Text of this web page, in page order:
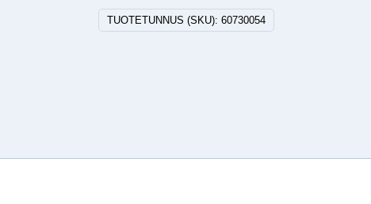
TUOTETUNNUS (SKU):60730054